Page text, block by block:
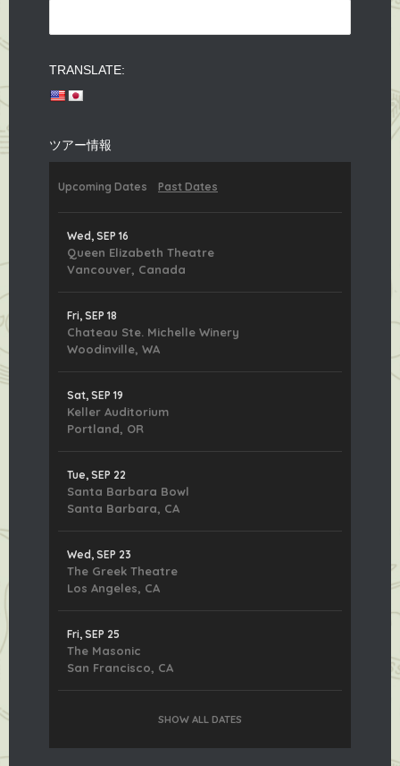
for:
TRANSLATE:
ツアー情報
Upcoming Dates Past Dates
Wed, SEP 16
Queen Elizabeth Theatre
Vancouver, Canada
Fri, SEP 18
Chateau Ste. Michelle Winery
Woodinville, WA
Sat, SEP 19
Keller Auditorium
Portland, OR
Tue, SEP 22
Santa Barbara Bowl
Santa Barbara, CA
Wed, SEP 23
The Greek Theatre
Los Angeles, CA
Fri, SEP 25
The Masonic
San Francisco, CA
SHOW ALL DATES